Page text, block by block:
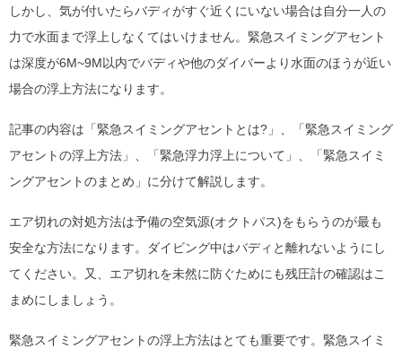
しかし、気が付いたらバディがすぐ近くにいない場合は自分一人の
力で水面まで浮上しなくてはいけません。緊急スイミングアセント
は深度が6M~9M以内でバディや他のダイバーより水面のほうが近い
場合の浮上方法になります。
記事の内容は「緊急スイミングアセントとは?」、「緊急スイミング
アセントの浮上方法」、「緊急浮力浮上について」、「緊急スイミ
ングアセントのまとめ」に分けて解説します。
エア切れの対処方法は予備の空気源(オクトパス)をもらうのが最も
安全な方法になります。ダイビング中はバディと離れないようにし
てください。又、エア切れを未然に防ぐためにも残圧計の確認はこ
まめにしましょう。
緊急スイミングアセントの浮上方法はとても重要です。緊急スイミ